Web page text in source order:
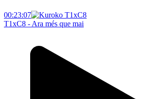
00:23:07
T1xC8 - Ara més que mai